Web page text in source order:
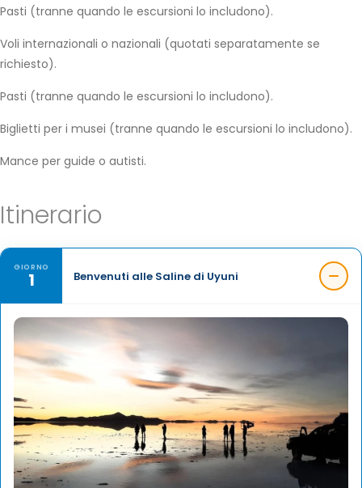
Pasti (tranne quando le escursioni lo includono).
Voli internazionali o nazionali (quotati separatamente se
richiesto).
Pasti (tranne quando le escursioni lo includono).
Biglietti per i musei (tranne quando le escursioni lo includono).
Mance per guide o autisti.
Itinerario
GIORNO
1 Benvenuti alle Saline di Uyuni